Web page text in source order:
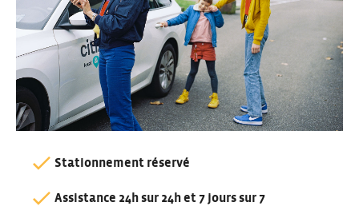
Stationnement réservé
Assistance 24h sur 24h et 7 jours sur 7